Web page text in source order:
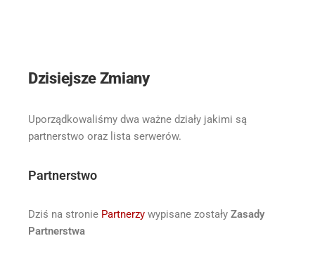
Dzisiejsze Zmiany
Uporządkowaliśmy dwa ważne działy jakimi są
partnerstwo oraz lista serwerów.
Partnerstwo
Dziś na stronie Partnerzy wypisane zostały Zasady
Partnerstwa